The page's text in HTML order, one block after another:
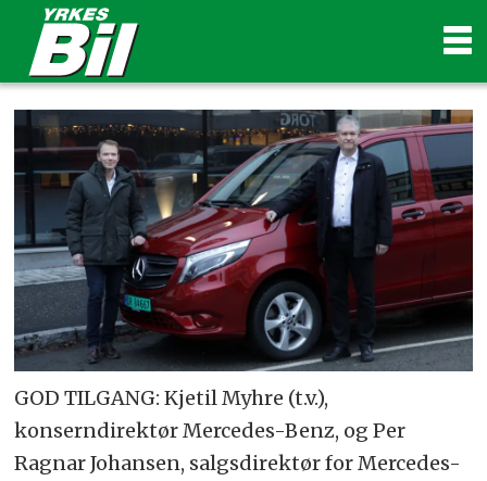
GOD TILGANG: Kjetil Myhre (t.v.),
konserndirektør Mercedes-Benz, og Per
Ragnar Johansen, salgsdirektør for Mercedes-